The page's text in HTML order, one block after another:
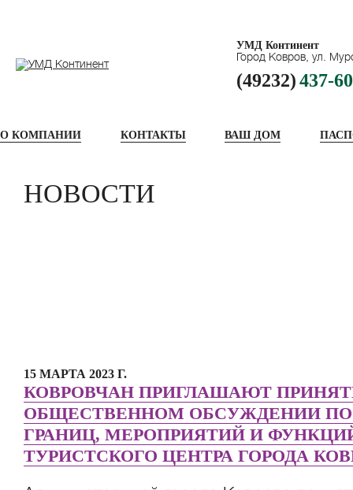
УМД Континент
Город Ковров, ул.
(49232)437-60
О КОМПАНИИ КОНТАКТЫ ВАШ ДОМ
НОВОСТИ
15 МАРТА 2023 Г.
КОВРОВЧАН ПРИГЛАШАЮТ
ОБЩЕСТВЕННОМ ОБСУЖДЕНИИ
ГРАНИЦ, МЕРОПРИЯТИЙ И
ТУРИСТСКОГО ЦЕНТРА ГОРОДА